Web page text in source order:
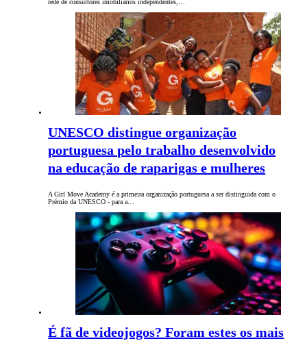
rede de consultores imobiliários independentes,…
UNESCO distingue organização
portuguesa pelo trabalho desenvolvido
na educação de raparigas e mulheres
A Girl Move Academy é a primeira organização portuguesa a ser distinguida com o
Prémio da UNESCO - para a…
É fã de videojogos? Foram estes os mais